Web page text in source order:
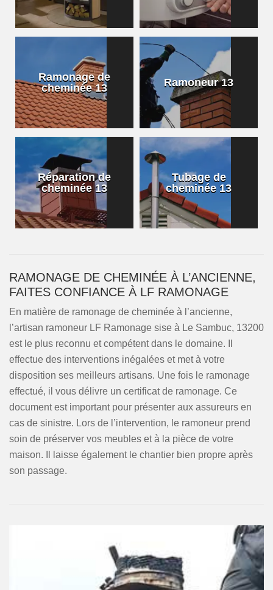
Ramonage de
cheminée 13
Ramoneur 13
Réparation de
cheminée 13
Tubage de
cheminée 13
RAMONAGE DE CHEMINÉE À L’ANCIENNE,
FAITES CONFIANCE À LF RAMONAGE
En matière de ramonage de cheminée à l’ancienne,
l’artisan ramoneur LF Ramonage sise à Le Sambuc, 13200
est le plus reconnu et compétent dans le domaine. Il
effectue des interventions inégalées et met à votre
disposition ses meilleurs artisans. Une fois le ramonage
effectué, il vous délivre un certificat de ramonage. Ce
document est important pour présenter aux assureurs en
cas de sinistre. Lors de l’intervention, le ramoneur prend
soin de préserver vos meubles et à la pièce de votre
maison. Il laisse également le chantier bien propre après
son passage.